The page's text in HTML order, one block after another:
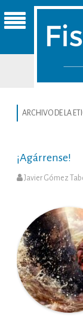
ARCHIVO DE LA
¡Agárrense!
Javier Gómez